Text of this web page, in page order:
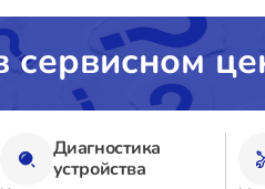
Диагностика
устройства